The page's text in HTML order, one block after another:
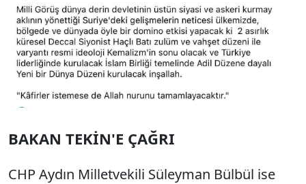
BAKAN TEKİN'E ÇAĞRI
CHP Aydın Milletvekili Süleyman Bülbül ise